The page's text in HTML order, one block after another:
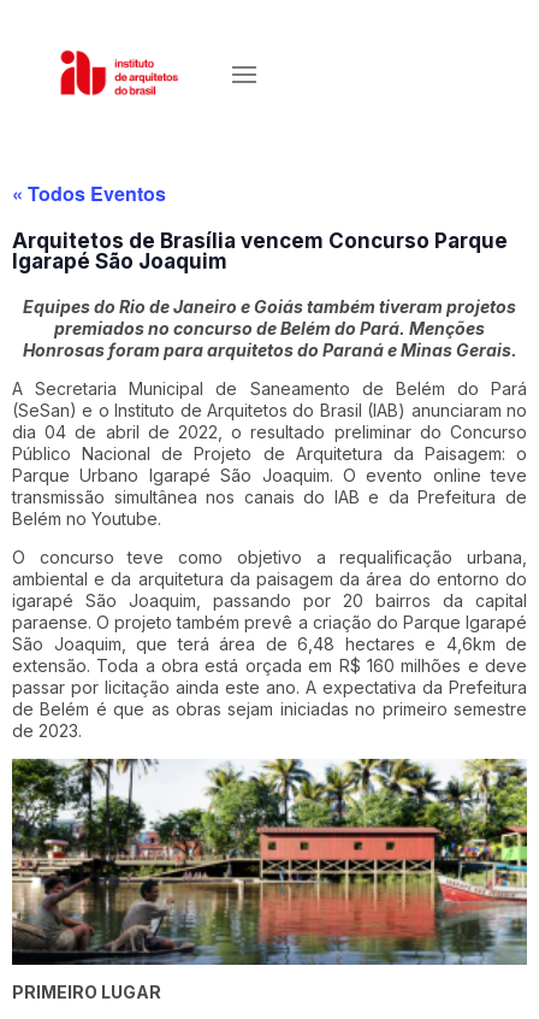
« Todos Eventos
Arquitetos de Brasília vencem Concurso Parque
Igarapé São Joaquim
Equipes do Rio de Janeiro e Goiás também tiveram projetos
premiados no concurso de Belém do Pará. Menções
Honrosas foram para arquitetos do Paraná e Minas Gerais.
A Secretaria Municipal de Saneamento de Belém do Pará
(SeSan) e o Instituto de Arquitetos do Brasil (IAB) anunciaram no
dia 04 de abril de 2022, o resultado preliminar do Concurso
Público Nacional de Projeto de Arquitetura da Paisagem: o
Parque Urbano Igarapé São Joaquim. O evento online teve
transmissão simultânea nos canais do IAB e da Prefeitura de
Belém no Youtube.
O concurso teve como objetivo a requalificação urbana,
ambiental e da arquitetura da paisagem da área do entorno do
igarapé São Joaquim, passando por 20 bairros da capital
paraense. O projeto também prevê a criação do Parque Igarapé
São Joaquim, que terá área de 6,48 hectares e 4,6km de
extensão. Toda a obra está orçada em R$ 160 milhões e deve
passar por licitação ainda este ano. A expectativa da Prefeitura
de Belém é que as obras sejam iniciadas no primeiro semestre
de 2023.
PRIMEIRO LUGAR